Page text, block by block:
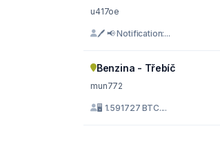
u417oe
🖊 📢 Notification:...
Benzina - Třebíč
mun772
🖥 1.591727 BTC....